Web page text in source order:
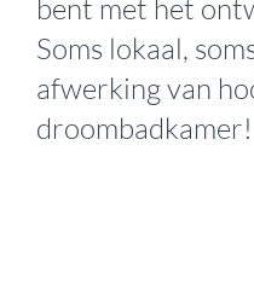
bent met het
Soms lokaal,
afwerking van
droombadkamer!